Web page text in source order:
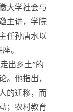
大学社会与
主讲，学院
任孙唐水以
。
出乡土”的
。他指出，
的迁移，而
；农村教育